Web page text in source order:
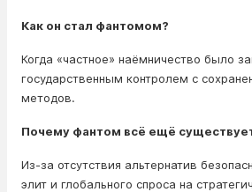
Как он стал фантомом?
Когда «частное» наёмничество было
государственным контролем с
методов.
Почему фантом всё ещё
Из-за отсутствия альтернатив
элит и глобального спроса на